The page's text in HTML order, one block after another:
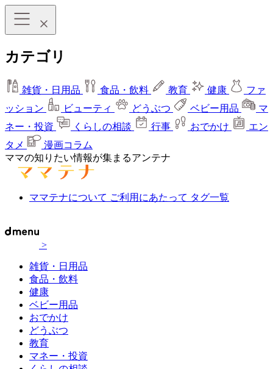
カテゴリ
雑貨・日用品 食品・飲料 教育 健康
ファ
ッション
ビューティ どうぶつ ベビー用品
マ
ネー・投資
くらしの相談 行事 おでかけ
エン
タメ
漫画コラム
ママの知りたい情報が集まるアンテナ
ママテナについて ご利用にあたって タグ一覧
>
雑貨・日用品
食品・飲料
健康
ベビー用品
おでかけ
どうぶつ
教育
マネー・投資